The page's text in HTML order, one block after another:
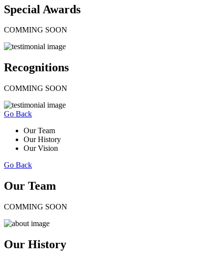
Special Awards
COMMING SOON
Recognitions
COMMING SOON
Go Back
Our Team
Our History
Our Vision
Go Back
Our Team
COMMING SOON
Our History